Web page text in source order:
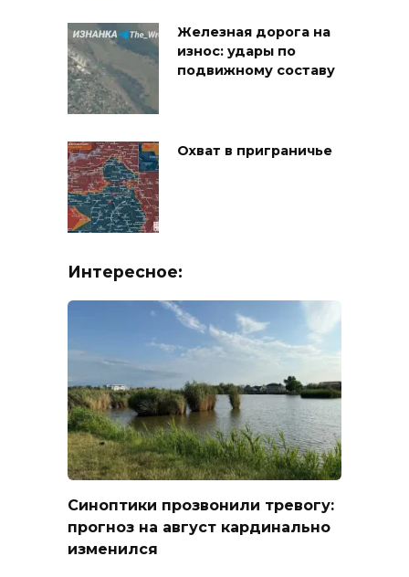
Железная дорога на
износ: удары по
подвижному составу
Охват в приграничье
Интересное:
Синоптики прозвонили тревогу:
прогноз на август кардинально
изменился